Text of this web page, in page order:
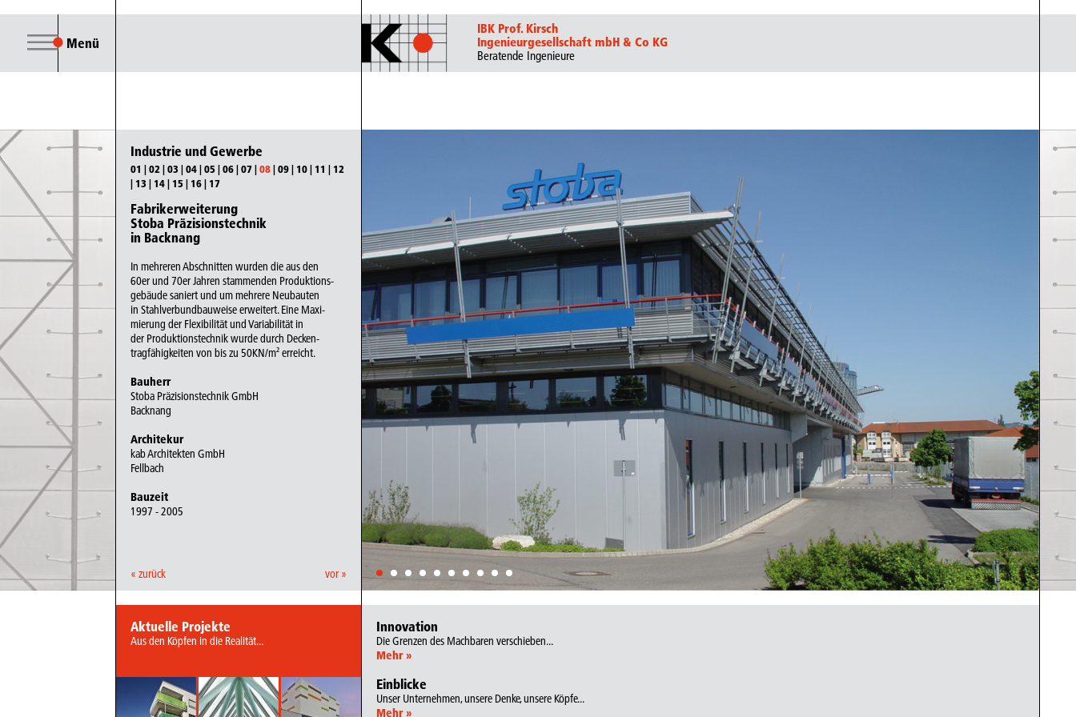
Menü
Industrie und Gewerbe
01 |02 |03 |04|05 |06|07|08|09|10|11 |12
|13 |14|15 |16|17
Fabrikerweiterung
Stoba Präzisionstechnik
in Backnang
In mehreren Abschnitten wurden die aus den
60er und 70er Jahren stammenden Produktions-
gebäude saniert und um mehrere Neubauten
in Stahlverbundbauweise erweitert. Eine Maxi-
mierung der Flexibilität und Variabilität in
der Produktionstechnik wurde durch Decken-
tragfähigkeiten von bis zu 50KN/m² erreicht.
Bauherr
Stoba Präzisionstechnik GmbH
Backnang
Architekur
kab Architekten GmbH
Fellbach
Bauzeit
1997 - 2005
« zurück vor »
Aktuelle Projekte
Aus den Köpfen in die Realität...
IBK Prof. Kirsch
Ingenieurgesellschaft mbH & Co KG
Beratende Ingenieure
Innovation
Die Grenzen des Machbaren verschieben...
Mehr »
Einblicke
Unser Unternehmen, unsere Denke, unsere Köpfe...
Mehr »